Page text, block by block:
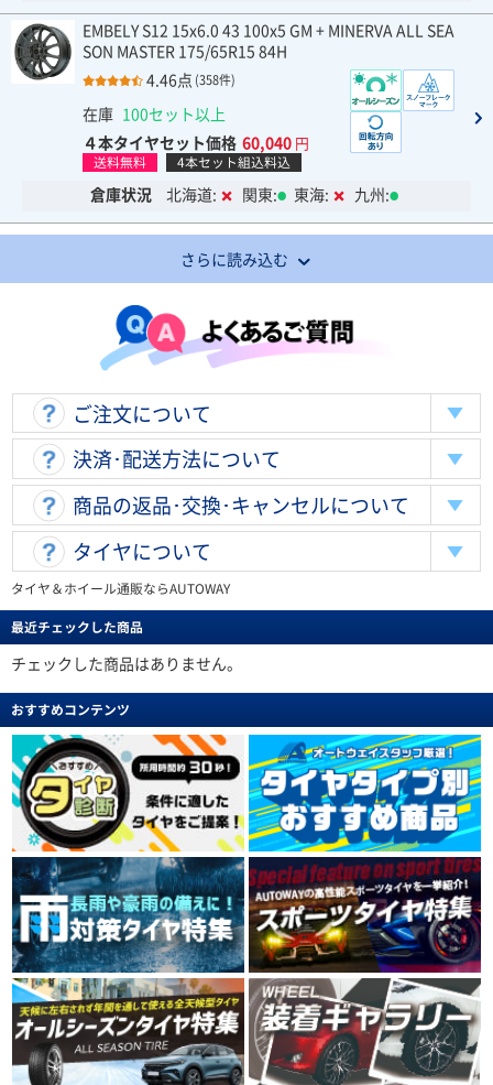
EMBELY S12 15x6.0 43 100x5 GM + MINERVA ALL SEA
SON MASTER 175/65R15 84H
4.46点 (358件)
在庫 100セット以上
４本タイヤセット価格 60,040 円
送料無料 4本セット組込料込
倉庫状況 北海道: 関東: 東海: 九州:
さらに読み込む
ご注文について
決済･配送方法について
商品の返品･交換･キャンセルについて
タイヤについて
タイヤ＆ホイール通販ならAUTOWAY
最近チェックした商品
チェックした商品はありません。
おすすめコンテンツ